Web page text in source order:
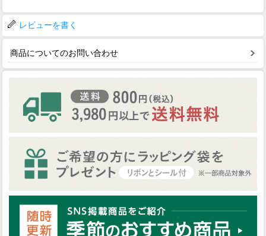
レビューを書く
商品についてのお問い合わせ